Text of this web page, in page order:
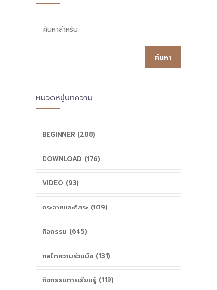
บริหารจัดการใน
พื้นที่นวัตกรรม
การศึกษา (ฉบับที่
2) พ.ศ. 2568
การสถานศึกษา
ค้นหาสำหรับ:
หมวดหมู่บทความ
BEGINNER (288)
DOWNLOAD (176)
VIDEO (93)
กระจายและอิสระ (109)
กิจกรรม (645)
กลไกความร่วมมือ (131)
กิจกรรมการเรียนรู้ (119)